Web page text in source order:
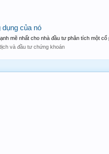
của nó
mẽ nhất cho nhà đầu tư phân tích một cổ
và đầu tư chứng khoán